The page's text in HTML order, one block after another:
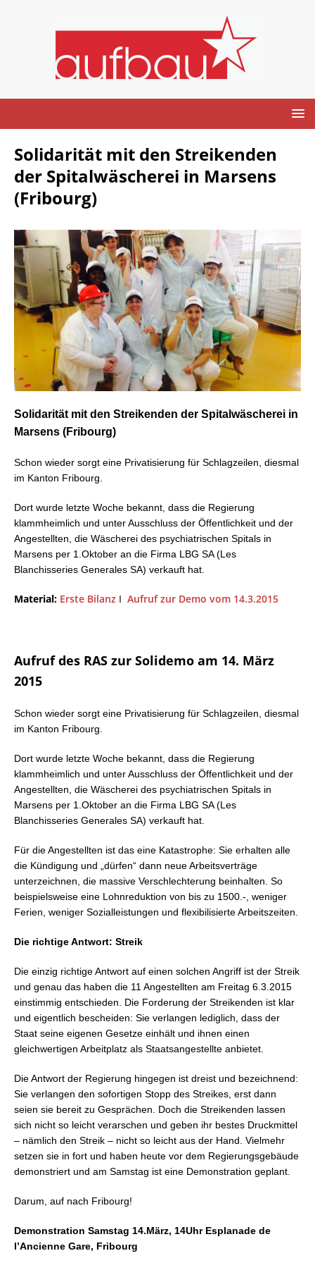
Solidarität mit den Streikenden
der Spitalwäscherei in Marsens
(Fribourg)
Solidarität mit den Streikenden der Spitalwäscherei in
Marsens (Fribourg)
Schon wieder sorgt eine Privatisierung für Schlagzeilen, diesmal
im Kanton Fribourg.
Dort wurde letzte Woche bekannt, dass die Regierung
klammheimlich und unter Ausschluss der Öffentlichkeit und der
Angestellten, die Wäscherei des psychiatrischen Spitals in
Marsens per 1.Oktober an die Firma LBG SA (Les
Blanchisseries Generales SA) verkauft hat.
Material: Erste Bilanz I Aufruf zur Demo vom 14.3.2015
Aufruf des RAS zur Solidemo am 14. März
2015
Schon wieder sorgt eine Privatisierung für Schlagzeilen, diesmal
im Kanton Fribourg.
Dort wurde letzte Woche bekannt, dass die Regierung
klammheimlich und unter Ausschluss der Öffentlichkeit und der
Angestellten, die Wäscherei des psychiatrischen Spitals in
Marsens per 1.Oktober an die Firma LBG SA (Les
Blanchisseries Generales SA) verkauft hat.
Für die Angestellten ist das eine Katastrophe: Sie erhalten alle
die Kündigung und „dürfen“ dann neue Arbeitsverträge
unterzeichnen, die massive Verschlechterung beinhalten. So
beispielsweise eine Lohnreduktion von bis zu 1500.-, weniger
Ferien, weniger Sozialleistungen und flexibilisierte Arbeitszeiten.
Die richtige Antwort: Streik
Die einzig richtige Antwort auf einen solchen Angriff ist der Streik
und genau das haben die 11 Angestellten am Freitag 6.3.2015
einstimmig entschieden. Die Forderung der Streikenden ist klar
und eigentlich bescheiden: Sie verlangen lediglich, dass der
Staat seine eigenen Gesetze einhält und ihnen einen
gleichwertigen Arbeitplatz als Staatsangestellte anbietet.
Die Antwort der Regierung hingegen ist dreist und bezeichnend:
Sie verlangen den sofortigen Stopp des Streikes, erst dann
seien sie bereit zu Gesprächen. Doch die Streikenden lassen
sich nicht so leicht verarschen und geben ihr bestes Druckmittel
– nämlich den Streik – nicht so leicht aus der Hand. Vielmehr
setzen sie in fort und haben heute vor dem Regierungsgebäude
demonstriert und am Samstag ist eine Demonstration geplant.
Darum, auf nach Fribourg!
Demonstration Samstag 14.März, 14Uhr Esplanade de
l’Ancienne Gare, Fribourg